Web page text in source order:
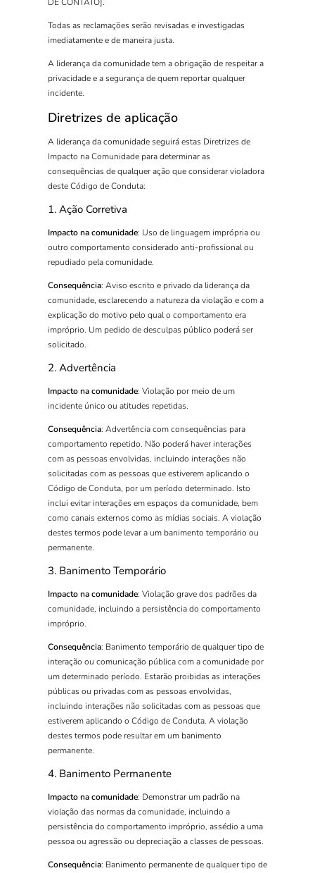
Todas as reclamações serão revisadas e investigadas
imediatamente e de maneira justa.
A liderança da comunidade tem a obrigação de respeitar a
privacidade e a segurança de quem reportar qualquer
incidente.
Diretrizes de aplicação
A liderança da comunidade seguirá estas Diretrizes de
Impacto na Comunidade para determinar as
consequências de qualquer ação que considerar violadora
deste Código de Conduta:
1. Ação Corretiva
Impacto na comunidade: Uso de linguagem imprópria ou
outro comportamento considerado anti-profissional ou
repudiado pela comunidade.
Consequência: Aviso escrito e privado da liderança da
comunidade, esclarecendo a natureza da violação e com a
explicação do motivo pelo qual o comportamento era
impróprio. Um pedido de desculpas público poderá ser
solicitado.
2. Advertência
Impacto na comunidade: Violação por meio de um
incidente único ou atitudes repetidas.
Consequência: Advertência com consequências para
comportamento repetido. Não poderá haver interações
com as pessoas envolvidas, incluindo interações não
solicitadas com as pessoas que estiverem aplicando o
Código de Conduta, por um período determinado. Isto
inclui evitar interações em espaços da comunidade, bem
como canais externos como as mídias sociais. A violação
destes termos pode levar a um banimento temporário ou
permanente.
3. Banimento Temporário
Impacto na comunidade: Violação grave dos padrões da
comunidade, incluindo a persistência do comportamento
impróprio.
Consequência: Banimento temporário de qualquer tipo de
interação ou comunicação pública com a comunidade por
um determinado período. Estarão proibidas as interações
públicas ou privadas com as pessoas envolvidas,
incluindo interações não solicitadas com as pessoas que
estiverem aplicando o Código de Conduta. A violação
destes termos pode resultar em um banimento
permanente.
4. Banimento Permanente
Impacto na comunidade: Demonstrar um padrão na
violação das normas da comunidade, incluindo a
persistência do comportamento impróprio, assédio a uma
pessoa ou agressão ou depreciação a classes de pessoas.
Consequência: Banimento permanente de qualquer tipo de